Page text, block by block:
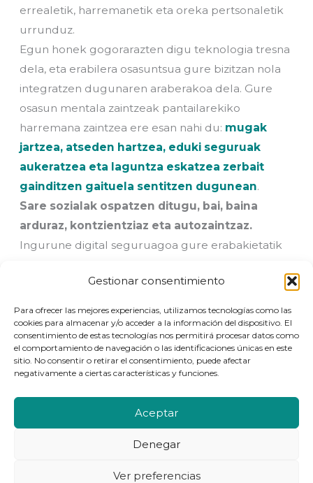
Gestionar consentimiento
Para ofrecer las mejores experiencias, utilizamos tecnologías como las
cookies para almacenar y/o acceder a la información del dispositivo. El
consentimiento de estas tecnologías nos permitirá procesar datos como
el comportamiento de navegación o las identificaciones únicas en este
sitio. No consentir o retirar el consentimiento, puede afectar
negativamente a ciertas características y funciones.
Aceptar
Denegar
Ver preferencias
errealetik, harremanetik eta oreka pertsonaletik
urrunduz.
Egun honek gogorarazten digu teknologia tresna
dela, eta erabilera osasuntsua gure bizitzan nola
integratzen dugunaren araberakoa dela. Gure
osasun mentala zaintzeak pantailarekiko
harremana zaintzea ere esan nahi du: mugak
jartzea, atseden hartzea, eduki seguruak
aukeratzea eta laguntza eskatzea zerbait
gainditzen gaituela sentitzen dugunean.
Sare sozialak ospatzen ditugu, bai, baina
arduraz, kontzientziaz eta autozaintzaz.
Ingurune digital seguruagoa gure erabakietatik
Hitz egingo dugu?